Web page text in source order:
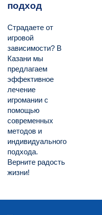
подход
Страдаете от
игровой
зависимости? В
Казани мы
предлагаем
эффективное
лечение
игромании с
помощью
современных
методов и
индивидуального
подхода.
Верните радость
жизни!